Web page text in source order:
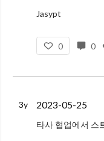
Jasypt
As a general rule, jasypt
0 0
3y 2023-05-25
타사 협업에서 스